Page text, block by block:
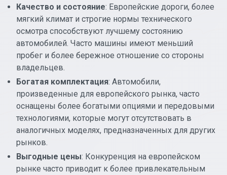
Качество и состояние: Европейские дороги, более
мягкий климат и строгие нормы технического
осмотра способствуют лучшему состоянию
автомобилей. Часто машины имеют меньший
пробег и более бережное отношение со стороны
владельцев.
Богатая комплектация: Автомобили,
произведенные для европейского рынка, часто
оснащены более богатыми опциями и передовыми
технологиями, которые могут отсутствовать в
аналогичных моделях, предназначенных для других
рынков.
Выгодные цены: Конкуренция на европейском
рынке часто приводит к более привлекательным